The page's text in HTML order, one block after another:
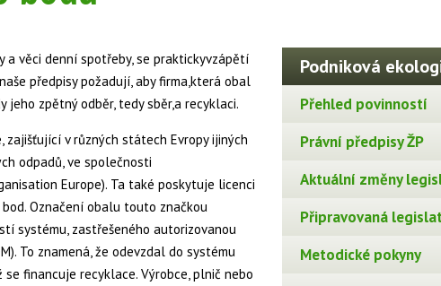
a věci denní spotřeby, se praktickyvzápětí
předpisy požadují, aby firma,která obal
zpětný odběr, tedy sběr,a recyklaci.
zajišťující v různých státech Evropy ijiných
odpadů, ve společnosti
Europe). Ta také poskytuje licenci
Označení obalu touto značkou
systému, zastřešeného autorizovanou
To znamená, že odevzdal do systému
financuje recyklace. Výrobce, plnič nebo
Podniková
Přehled povinností
Právní předpisy ŽP
Aktuální změny
Připravovaná
Metodické pokyny